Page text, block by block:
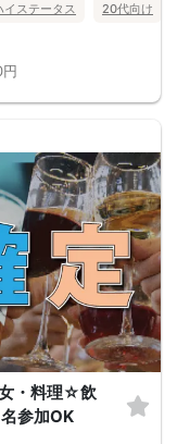
イステータス 20代向け
・料理☆飲
参加OK